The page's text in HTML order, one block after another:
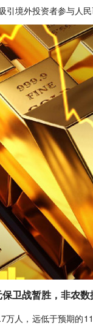
引境外投资者参与人
卫战暂胜，非农
万人，远低于预期的